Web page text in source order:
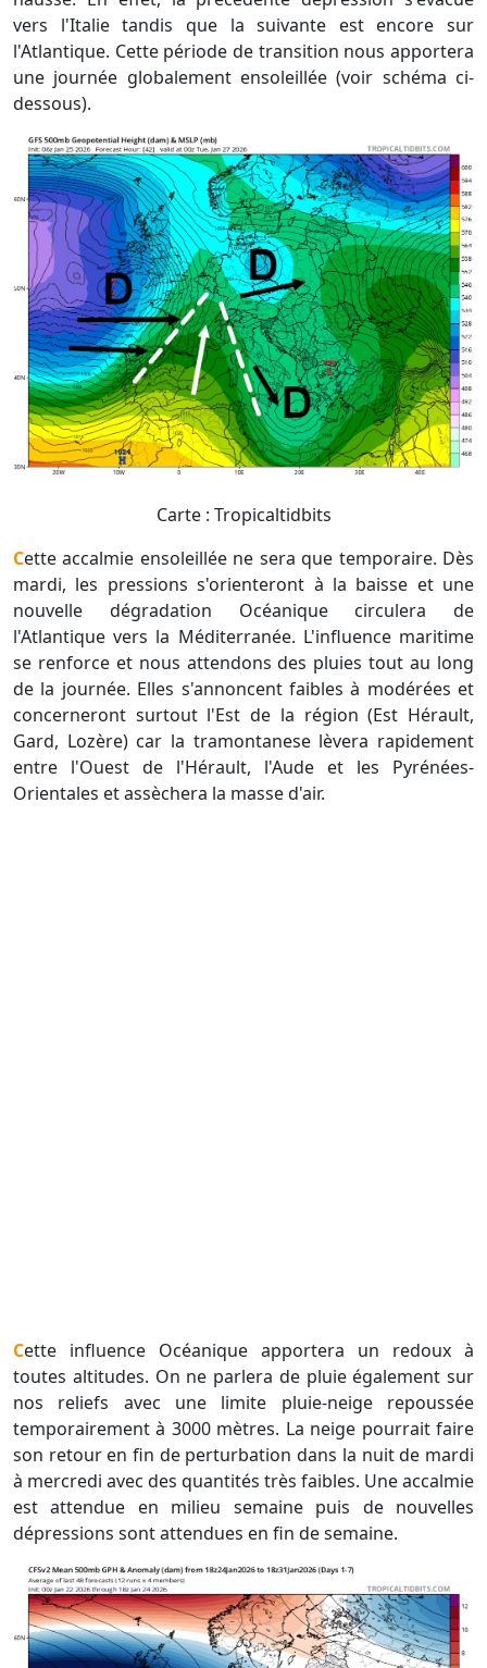
vers l'Italie tandis que la suivante est encore sur
l'Atlantique. Cette période de transition nous apportera
une journée globalement ensoleillée (voir schéma ci-
dessous).
Carte : Tropicaltidbits
Cette accalmie ensoleillée ne sera que temporaire. Dès
mardi, les pressions s'orienteront à la baisse et une
nouvelle dégradation Océanique circulera de
l'Atlantique vers la Méditerranée. L'influence maritime
se renforce et nous attendons des pluies tout au long
de la journée. Elles s'annoncent faibles à modérées et
concerneront surtout l'Est de la région (Est Hérault,
Gard, Lozère) car la tramontanese lèvera rapidement
entre l'Ouest de l'Hérault, l'Aude et les Pyrénées-
Orientales et assèchera la masse d'air.
Cette influence Océanique apportera un redoux à
toutes altitudes. On ne parlera de pluie également sur
nos reliefs avec une limite pluie-neige repoussée
temporairement à 3000 mètres. La neige pourrait faire
son retour en fin de perturbation dans la nuit de mardi
à mercredi avec des quantités très faibles. Une accalmie
est attendue en milieu semaine puis de nouvelles
dépressions sont attendues en fin de semaine.